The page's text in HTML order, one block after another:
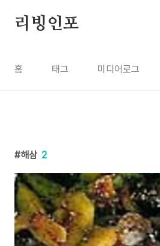
리빙인포
홈 태그 미디어로그
해삼 2